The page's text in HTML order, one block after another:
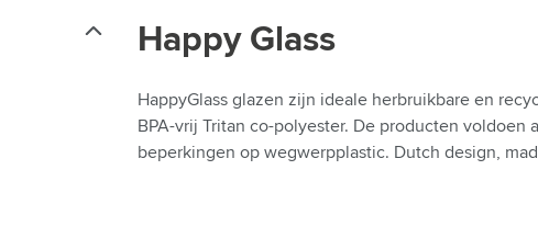
Toon submenu voor Merken categorie
Toon submenu voor Drinkwaren categorie
Happy Glass
HappyGlass glazen zijn ideale herbruikbare en
BPA-vrij Tritan co-polyester. De producten voldoen
beperkingen op wegwerpplastic. Dutch design,